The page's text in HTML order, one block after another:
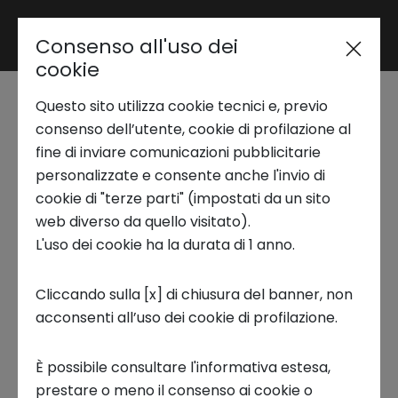
Area riservata
Trend Analysis
Applied Research
Startup Development
Business Transformation
Ecosystem enabling
Smart City in Europa:
classifiche, tecnologie
ed esempi di sviluppo
20 MAGGIO 2025
TECHSTARS, SMART CITY, INNOVATION, FOCUS ON
Consenso all'uso dei
cookie
Questo sito utilizza cookie tecnici e, previo
consenso dell’utente, cookie di profilazione al
fine di inviare comunicazioni pubblicitarie
personalizzate e consente anche l'invio di
cookie di "terze parti" (impostati da un sito
web diverso da quello visitato).
L'uso dei cookie ha la durata di 1 anno.
Cliccando sulla [x] di chiusura del banner, non
acconsenti all’uso dei cookie di profilazione.
È possibile consultare l'informativa estesa,
prestare o meno il consenso ai cookie o